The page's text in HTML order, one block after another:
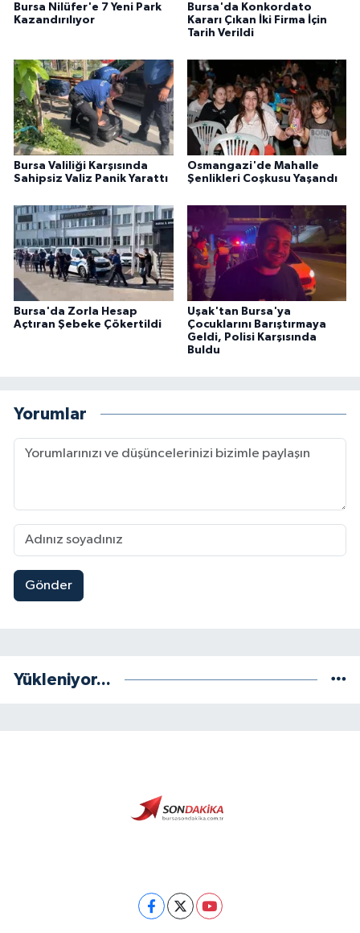
Bursa Nilüfer'e 7 Yeni Park
Kazandırılıyor
Bursa'da Konkordato
Kararı Çıkan İki Firma İçin
Tarih Verildi
Bursa Valiliği Karşısında
Sahipsiz Valiz Panik Yarattı
Osmangazi'de Mahalle
Şenlikleri Coşkusu Yaşandı
Bursa'da Zorla Hesap
Açtıran Şebeke Çökertildi
Uşak'tan Bursa'ya
Çocuklarını Barıştırmaya
Geldi, Polisi Karşısında
Buldu
Yorumlar
Gönder
Yükleniyor...